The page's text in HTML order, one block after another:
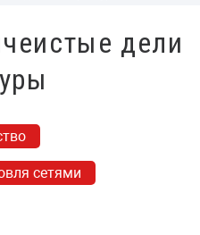
дели
сетями